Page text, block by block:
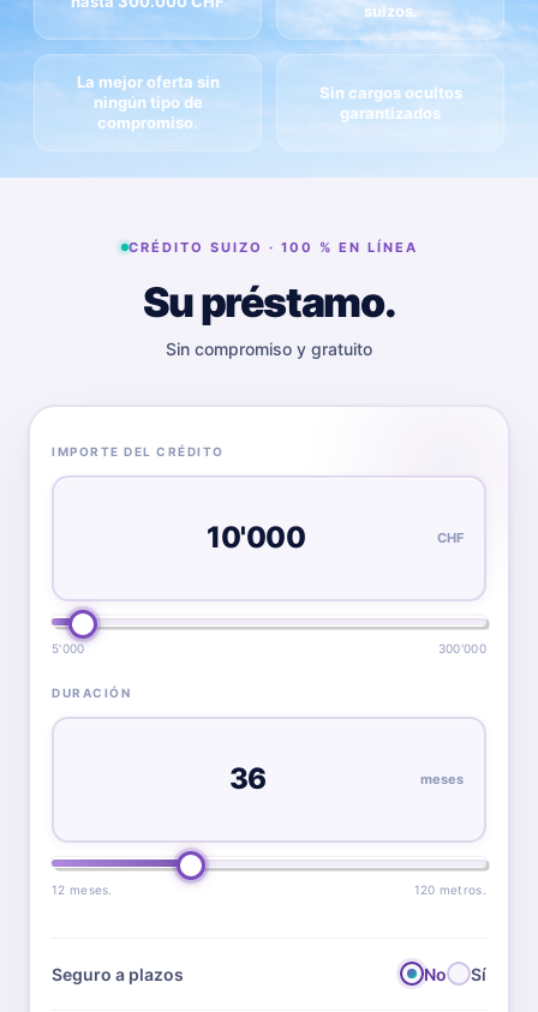
suizos.
La mejor oferta sin
ningún tipo de
compromiso.
Sin cargos ocultos
garantizados
CRÉDITO SUIZO · 100 % EN LÍNEA
Su préstamo.
Sin compromiso y gratuito
IMPORTE DEL CRÉDITO
CHF
5'000 300'000
DURACIÓN
meses
12 meses. 120 metros.
Seguro a plazos No Sí